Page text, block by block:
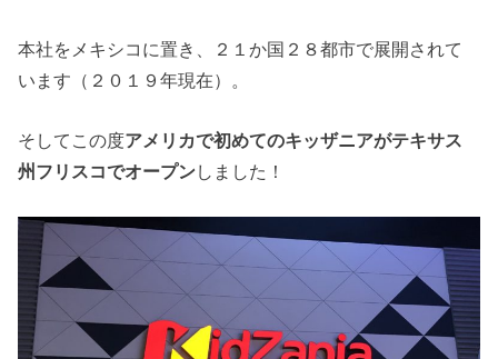
本社をメキシコに置き、２１か国２８都市で展開されて
います（２０１９年現在）。
そしてこの度アメリカで初めてのキッザニアがテキサス
州フリスコでオープンしました！